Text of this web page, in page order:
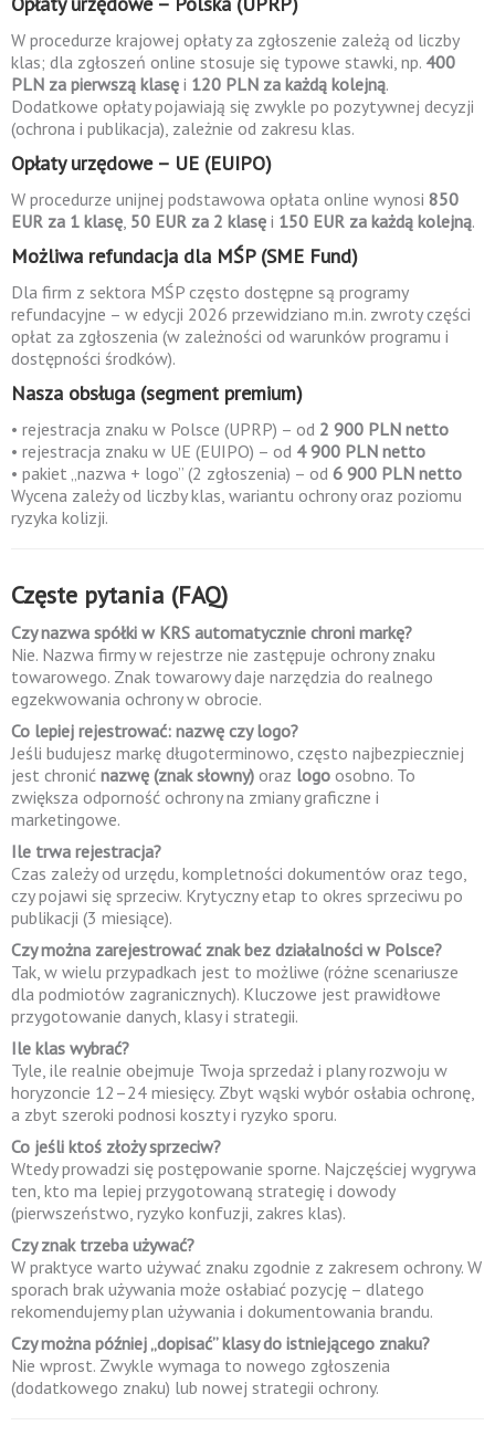
W procedurze krajowej opłaty za zgłoszenie zależą od liczby
klas; dla zgłoszeń online stosuje się typowe stawki, np. 400
PLN za pierwszą klasę i 120 PLN za każdą kolejną.
Dodatkowe opłaty pojawiają się zwykle po pozytywnej decyzji
(ochrona i publikacja), zależnie od zakresu klas.
Opłaty urzędowe – UE (EUIPO)
W procedurze unijnej podstawowa opłata online wynosi 850
EUR za 1 klasę, 50 EUR za 2 klasę i 150 EUR za każdą kolejną.
Możliwa refundacja dla MŚP (SME Fund)
Dla firm z sektora MŚP często dostępne są programy
refundacyjne – w edycji 2026 przewidziano m.in. zwroty części
opłat za zgłoszenia (w zależności od warunków programu i
dostępności środków).
Nasza obsługa (segment premium)
• rejestracja znaku w Polsce (UPRP) – od 2 900 PLN netto
• rejestracja znaku w UE (EUIPO) – od 4 900 PLN netto
• pakiet „nazwa + logo” (2 zgłoszenia) – od 6 900 PLN netto
Wycena zależy od liczby klas, wariantu ochrony oraz poziomu
ryzyka kolizji.
Częste pytania (FAQ)
Czy nazwa spółki w KRS automatycznie chroni markę?
Nie. Nazwa firmy w rejestrze nie zastępuje ochrony znaku
towarowego. Znak towarowy daje narzędzia do realnego
egzekwowania ochrony w obrocie.
Co lepiej rejestrować: nazwę czy logo?
Jeśli budujesz markę długoterminowo, często najbezpieczniej
jest chronić nazwę (znak słowny) oraz logo osobno. To
zwiększa odporność ochrony na zmiany graficzne i
marketingowe.
Ile trwa rejestracja?
Czas zależy od urzędu, kompletności dokumentów oraz tego,
czy pojawi się sprzeciw. Krytyczny etap to okres sprzeciwu po
publikacji (3 miesiące).
Czy można zarejestrować znak bez działalności w Polsce?
Tak, w wielu przypadkach jest to możliwe (różne scenariusze
dla podmiotów zagranicznych). Kluczowe jest prawidłowe
przygotowanie danych, klasy i strategii.
Ile klas wybrać?
Tyle, ile realnie obejmuje Twoja sprzedaż i plany rozwoju w
horyzoncie 12–24 miesięcy. Zbyt wąski wybór osłabia ochronę,
a zbyt szeroki podnosi koszty i ryzyko sporu.
Co jeśli ktoś złoży sprzeciw?
Wtedy prowadzi się postępowanie sporne. Najczęściej wygrywa
ten, kto ma lepiej przygotowaną strategię i dowody
(pierwszeństwo, ryzyko konfuzji, zakres klas).
Czy znak trzeba używać?
W praktyce warto używać znaku zgodnie z zakresem ochrony. W
sporach brak używania może osłabiać pozycję – dlatego
rekomendujemy plan używania i dokumentowania brandu.
Czy można później „dopisać” klasy do istniejącego znaku?
Nie wprost. Zwykle wymaga to nowego zgłoszenia
(dodatkowego znaku) lub nowej strategii ochrony.